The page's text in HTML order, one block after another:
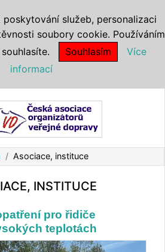
Asociace, instituce
INSTITUCE
pro řidiče
teplotách
služeb, personalizaci
soubory cookie. Používáním
Souhlasím
Více
informací